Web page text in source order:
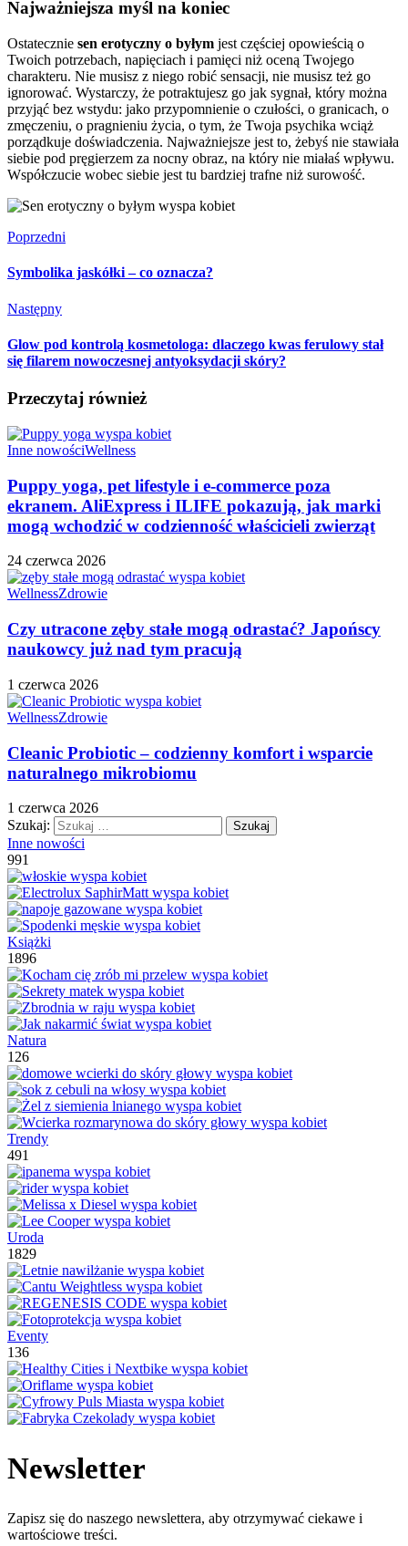
Najważniejsza myśl na koniec
Ostatecznie sen erotyczny o byłym jest częściej opowieścią o
Twoich potrzebach, napięciach i pamięci niż oceną Twojego
charakteru. Nie musisz z niego robić sensacji, nie musisz też go
ignorować. Wystarczy, że potraktujesz go jak sygnał, który można
przyjąć bez wstydu: jako przypomnienie o czułości, o granicach, o
zmęczeniu, o pragnieniu życia, o tym, że Twoja psychika wciąż
porządkuje doświadczenia. Najważniejsze jest to, żebyś nie stawiała
siebie pod pręgierzem za nocny obraz, na który nie miałaś wpływu.
Współczucie wobec siebie jest tu bardziej trafne niż surowość.
Poprzedni
Symbolika jaskółki – co oznacza?
Następny
Glow pod kontrolą kosmetologa: dlaczego kwas ferulowy stał
się filarem nowoczesnej antyoksydacji skóry?
Przeczytaj również
Inne nowościWellness
Puppy yoga, pet lifestyle i e-commerce poza
ekranem. AliExpress i ILIFE pokazują, jak marki
mogą wchodzić w codzienność właścicieli zwierząt
24 czerwca 2026
WellnessZdrowie
Czy utracone zęby stałe mogą odrastać? Japońscy
naukowcy już nad tym pracują
1 czerwca 2026
WellnessZdrowie
Cleanic Probiotic – codzienny komfort i wsparcie
naturalnego mikrobiomu
1 czerwca 2026
Szukaj:
Inne nowości
991
Książki
1896
Natura
126
Trendy
491
Uroda
1829
Eventy
136
Newsletter
Zapisz się do naszego newslettera, aby otrzymywać ciekawe i
wartościowe treści.